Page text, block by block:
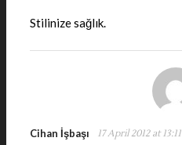
Stilinize sağlık.
Cihan İşbaşı 17 April 2012 at 13:11